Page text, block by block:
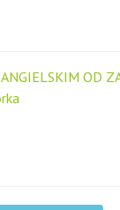
OD